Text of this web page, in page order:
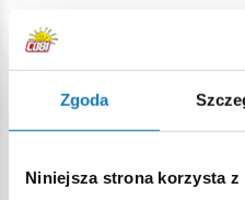
Zgoda
Niniejsza strona korzysta
Model posiada wiele
zdejmowane pokrywy
działa, a otwierane włazy i
silnik to prawdziwa gratka dla
półce, ale również doskonale